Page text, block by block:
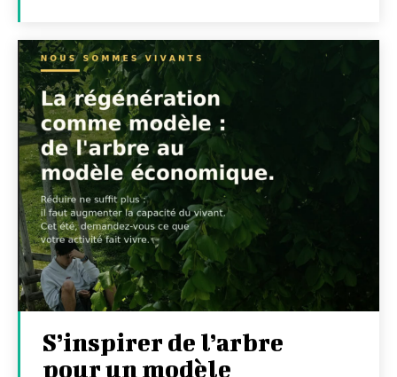
S’inspirer de l’arbre
pour un modèle